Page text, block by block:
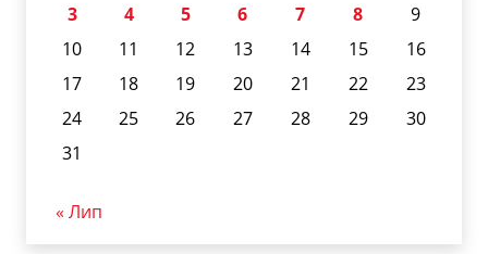
3
4 5 6 7 8
9
10
11 12 13 14 15
16
17
18 19 20 21 22
23
24
25 26 27 28 29
30
31
« Лип